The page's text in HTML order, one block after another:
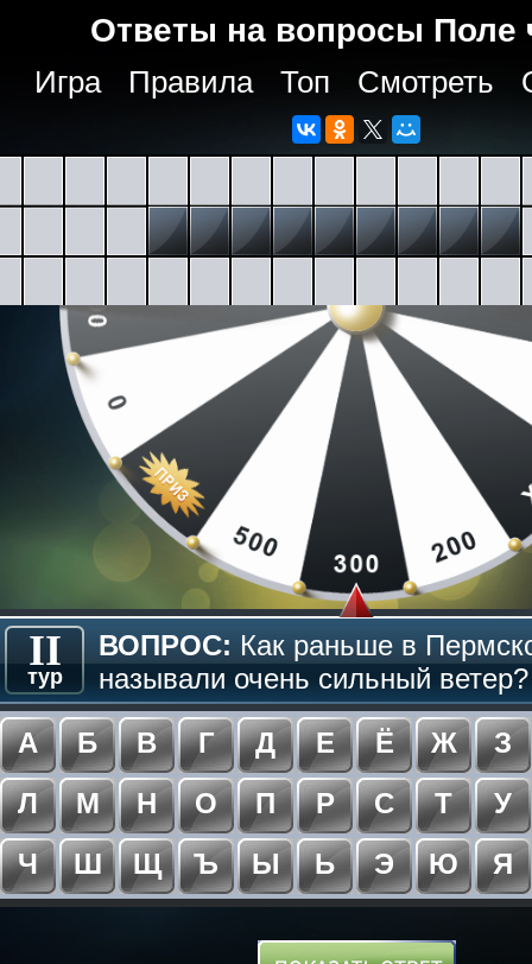
Ответы на вопросы Поле
Игра Правила Топ Смотреть
II
тур
ВОПРОС: Как раньше в
называли очень сильный
А
Б В Г Д Е Ё Ж
З
Л
М Н О П Р С Т
У
Ч
Ш Щ Ъ Ы Ь Э Ю Я